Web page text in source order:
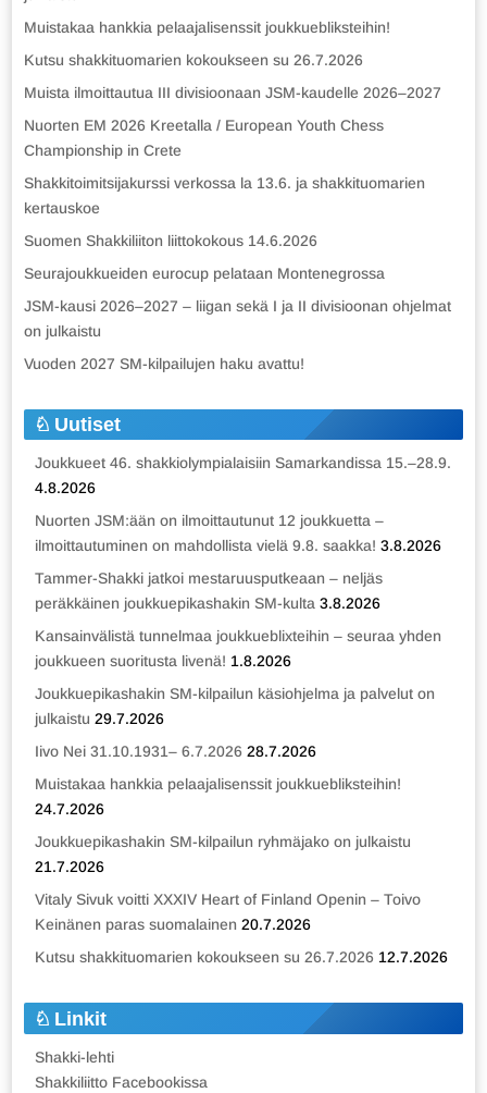
Muistakaa hankkia pelaajalisenssit joukkuebliksteihin!
Kutsu shakkituomarien kokoukseen su 26.7.2026
Muista ilmoittautua III divisioonaan JSM-kaudelle 2026–2027
Nuorten EM 2026 Kreetalla / European Youth Chess
Championship in Crete
Shakkitoimitsijakurssi verkossa la 13.6. ja shakkituomarien
kertauskoe
Suomen Shakkiliiton liittokokous 14.6.2026
Seurajoukkueiden eurocup pelataan Montenegrossa
JSM-kausi 2026–2027 – liigan sekä I ja II divisioonan ohjelmat
on julkaistu
Vuoden 2027 SM-kilpailujen haku avattu!
Uutiset
Joukkueet 46. shakkiolympialaisiin Samarkandissa 15.–28.9.
4.8.2026
Nuorten JSM:ään on ilmoittautunut 12 joukkuetta –
ilmoittautuminen on mahdollista vielä 9.8. saakka! 3.8.2026
Tammer-Shakki jatkoi mestaruusputkeaan – neljäs
peräkkäinen joukkuepikashakin SM-kulta 3.8.2026
Kansainvälistä tunnelmaa joukkueblixteihin – seuraa yhden
joukkueen suoritusta livenä! 1.8.2026
Joukkuepikashakin SM-kilpailun käsiohjelma ja palvelut on
julkaistu 29.7.2026
Iivo Nei 31.10.1931– 6.7.2026 28.7.2026
Muistakaa hankkia pelaajalisenssit joukkuebliksteihin!
24.7.2026
Joukkuepikashakin SM-kilpailun ryhmäjako on julkaistu
21.7.2026
Vitaly Sivuk voitti XXXIV Heart of Finland Openin – Toivo
Keinänen paras suomalainen 20.7.2026
Kutsu shakkituomarien kokoukseen su 26.7.2026 12.7.2026
Linkit
Shakki-lehti
Shakkiliitto Facebookissa